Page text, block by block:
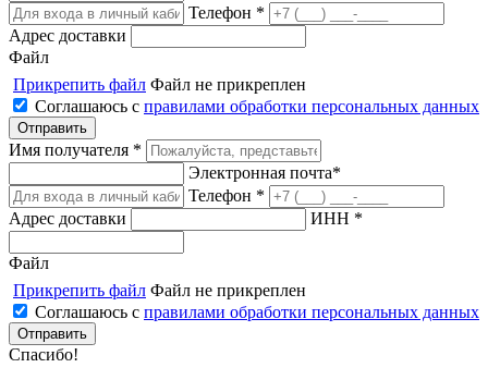
Телефон *
Адрес доставки
Файл
Прикрепить файл Файл не прикреплен
Соглашаюсь с правилами обработки персональных данных
Имя получателя *
Электронная почта*
Телефон *
Адрес доставки
ИНН *
Файл
Прикрепить файл Файл не прикреплен
Соглашаюсь с правилами обработки персональных данных
Спасибо!